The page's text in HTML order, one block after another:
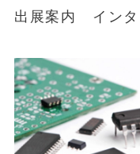
出展案内 インタ